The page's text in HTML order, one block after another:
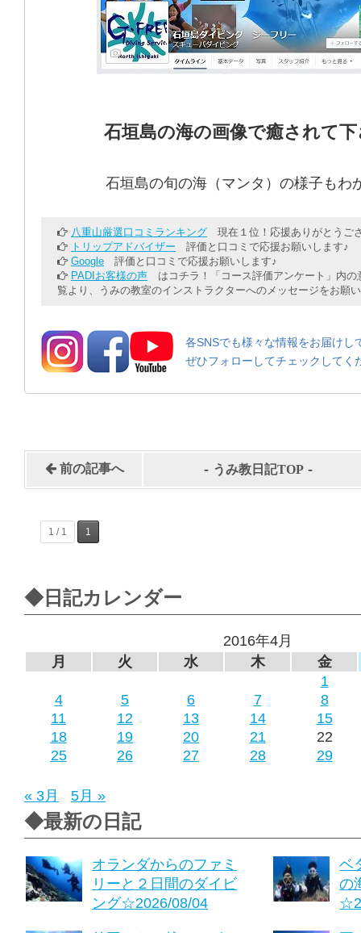
石垣島の海の画像で癒されて
石垣島の旬の海（マンタ）の様子もわ
八重山厳選口コミランキング 現在１位！応援ありがとうご
トリップアドバイザー 評価と口コミで応援お願いします♪
Google 評価と口コミで応援お願いします♪
PADIお客様の声 はコチラ！「コース評価アンケート」内の
覧より、うみの教室のインストラクターへのメッセージをお願
各SNSでも様々な情報をお届けし
ぜひフォローしてチェックしてく
前の記事へ - うみ教日記TOP -
1 / 1 1
◆日記カレンダー
2016年4月
月
火 水 木
金
1
4
5 6 7
8
11
12 13 14
15
18
19 20 21
22
25
26 27 28 29
« 3月 5月 »
◆最新の日記
オランダからのファミ
リーと２日間のダイビ
ング☆2026/08/04
ベ
の